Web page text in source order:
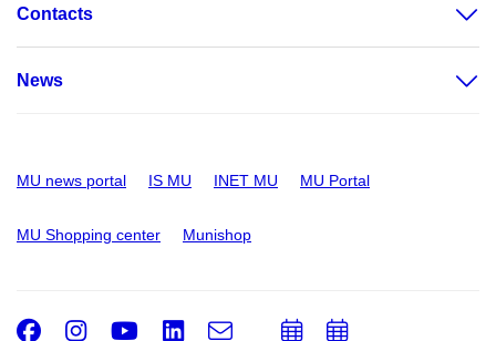
Contacts
News
MU news portal IS MU INET MU MU Portal
MU Shopping center Munishop
Facebook
Instagram
Youtube
LinkedIn
e-
AddAdd